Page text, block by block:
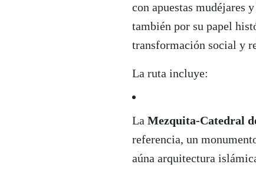
con apuestas mudéjares
también por su papel
transformación social y
La ruta incluye:
La Mezquita-Catedral
referencia, un
aúna arquitectura